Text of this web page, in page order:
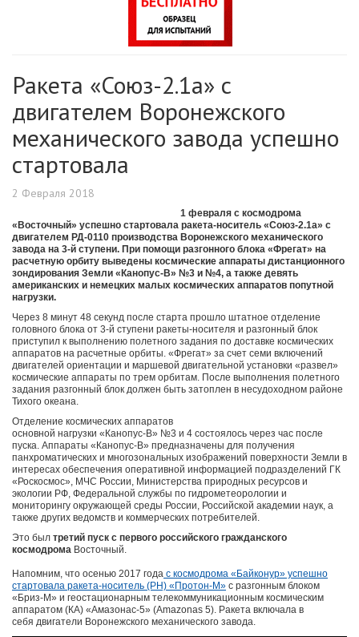
Ракета «Союз-2.1а» с
двигателем Воронежского
механического завода успешно
стартовала
2 Февраля 2018
1 февраля с космодрома
«Восточный» успешно стартовала ракета-носитель «Союз-2.1а» с
двигателем РД-0110 производства Воронежского механического
завода на 3-й ступени. При помощи разгонного блока «Фрегат» на
расчетную орбиту выведены космические аппараты дистанционного
зондирования Земли «Канопус-В» №3 и №4, а также девять
американских и немецких малых космических аппаратов попутной
нагрузки.
Через 8 минут 48 секунд после старта прошло штатное отделение
головного блока от 3-й ступени ракеты-носителя и разгонный блок
приступил к выполнению полетного задания по доставке космических
аппаратов на расчетные орбиты. «Фрегат» за счет семи включений
двигателей ориентации и маршевой двигательной установки «развел»
космические аппараты по трем орбитам. После выполнения полетного
задания разгонный блок должен быть затоплен в несудоходном районе
Тихого океана.
Отделение космических аппаратов
основной нагрузки «Канопус-В» №3 и 4 состоялось через час после
пуска. Аппараты «Канопус-В» предназначены для получения
панхроматических и многозональных изображений поверхности Земли в
интересах обеспечения оперативной информацией подразделений ГК
«Роскосмос», МЧС России, Министерства природных ресурсов и
экологии РФ, Федеральной службы по гидрометеорологии и
мониторингу окружающей среды России, Российской академии наук, а
также других ведомств и коммерческих потребителей.
Это был третий пуск с первого российского гражданского
космодрома Восточный.
Напомним, что осенью 2017 года с космодрома «Байконур» успешно
стартовала ракета-носитель (РН) «Протон-М» с разгонным блоком
«Бриз-М» и геостационарным телекоммуникационным космическим
аппаратом (КА) «Амазонас-5» (Amazonas 5). Ракета включала в
себя двигатели Воронежского механического завода.